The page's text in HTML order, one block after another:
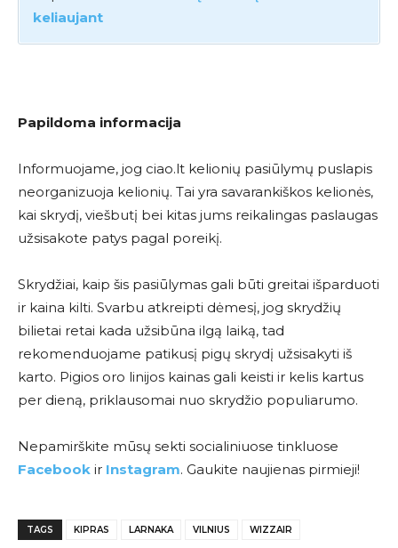
keliaujant
Papildoma informacija
Informuojame, jog ciao.lt kelionių pasiūlymų puslapis
neorganizuoja kelionių. Tai yra savarankiškos kelionės,
kai skrydį, viešbutį bei kitas jums reikalingas paslaugas
užsisakote patys pagal poreikį.
Skrydžiai, kaip šis pasiūlymas gali būti greitai išparduoti
ir kaina kilti. Svarbu atkreipti dėmesį, jog skrydžių
bilietai retai kada užsibūna ilgą laiką, tad
rekomenduojame patikusį pigų skrydį užsisakyti iš
karto. Pigios oro linijos kainas gali keisti ir kelis kartus
per dieną, priklausomai nuo skrydžio populiarumo.
Nepamirškite mūsų sekti socialiniuose tinkluose
Facebook ir Instagram. Gaukite naujienas pirmieji!
TAGS KIPRAS LARNAKA VILNIUS WIZZAIR